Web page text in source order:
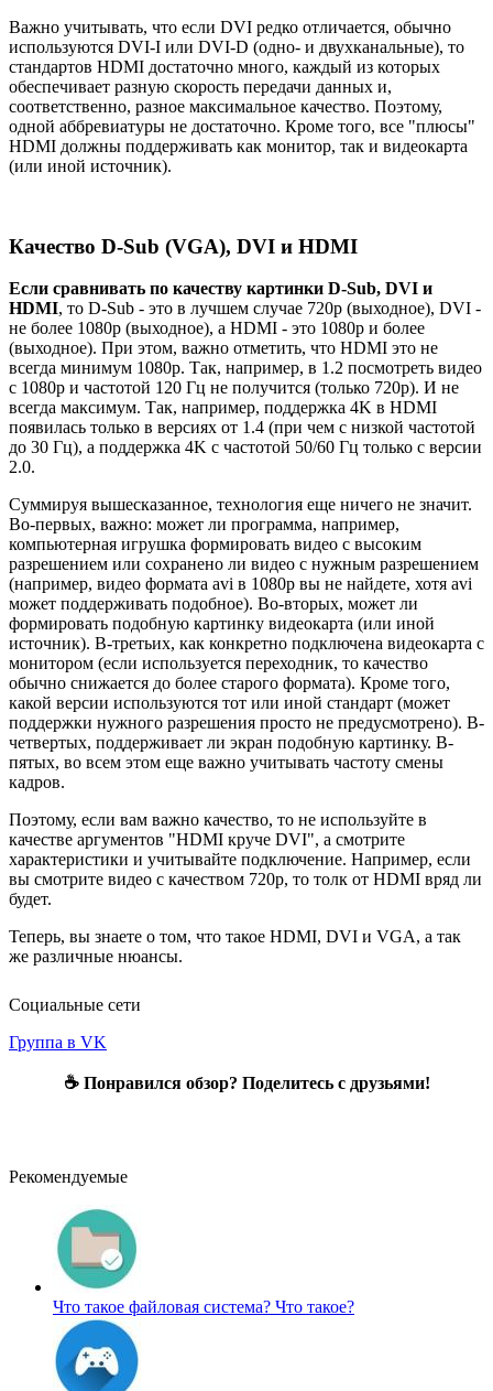
Важно учитывать, что если DVI редко отличается, обычно
используются DVI-I или DVI-D (одно- и двухканальные), то
стандартов HDMI достаточно много, каждый из которых
обеспечивает разную скорость передачи данных и,
соответственно, разное максимальное качество. Поэтому,
одной аббревиатуры не достаточно. Кроме того, все "плюсы"
HDMI должны поддерживать как монитор, так и видеокарта
(или иной источник).
Качество D-Sub (VGA), DVI и HDMI
Если сравнивать по качеству картинки D-Sub, DVI и
HDMI, то D-Sub - это в лучшем случае 720p (выходное), DVI -
не более 1080p (выходное), а HDMI - это 1080p и более
(выходное). При этом, важно отметить, что HDMI это не
всегда минимум 1080p. Так, например, в 1.2 посмотреть видео
с 1080p и частотой 120 Гц не получится (только 720p). И не
всегда максимум. Так, например, поддержка 4K в HDMI
появилась только в версиях от 1.4 (при чем с низкой частотой
до 30 Гц), а поддержка 4K с частотой 50/60 Гц только с версии
2.0.
Суммируя вышесказанное, технология еще ничего не значит.
Во-первых, важно: может ли программа, например,
компьютерная игрушка формировать видео с высоким
разрешением или сохранено ли видео с нужным разрешением
(например, видео формата avi в 1080p вы не найдете, хотя avi
может поддерживать подобное). Во-вторых, может ли
формировать подобную картинку видеокарта (или иной
источник). В-третьих, как конкретно подключена видеокарта с
монитором (если используется переходник, то качество
обычно снижается до более старого формата). Кроме того,
какой версии используются тот или иной стандарт (может
поддержки нужного разрешения просто не предусмотрено). В-
четвертых, поддерживает ли экран подобную картинку. В-
пятых, во всем этом еще важно учитывать частоту смены
кадров.
Поэтому, если вам важно качество, то не используйте в
качестве аргументов "HDMI круче DVI", а смотрите
характеристики и учитывайте подключение. Например, если
вы смотрите видео с качеством 720p, то толк от HDMI вряд ли
будет.
Теперь, вы знаете о том, что такое HDMI, DVI и VGA, а так
же различные нюансы.
Социальные сети
Группа в VK
☕ Понравился обзор? Поделитесь с друзьями!
Рекомендуемые
Что такое файловая система? Что такое?